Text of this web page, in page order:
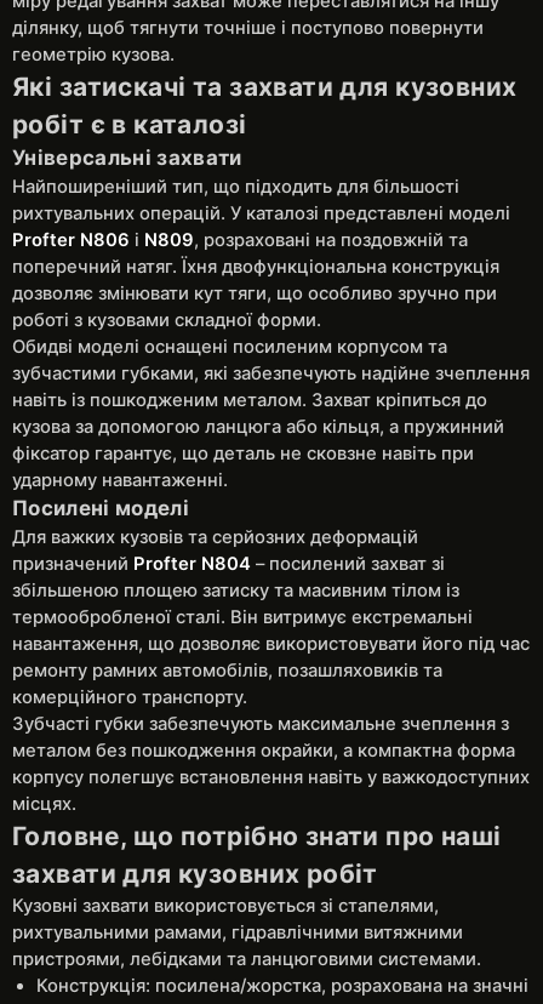
ділянку, щоб тягнути точніше і поступово повернути
геометрію кузова.
Які затискачі та захвати для кузовних
робіт є в каталозі
Універсальні захвати
Найпоширеніший тип, що підходить для більшості
рихтувальних операцій. У каталозі представлені моделі
Profter N806 і N809, розраховані на поздовжній та
поперечний натяг. Їхня двофункціональна конструкція
дозволяє змінювати кут тяги, що особливо зручно при
роботі з кузовами складної форми.
Обидві моделі оснащені посиленим корпусом та
зубчастими губками, які забезпечують надійне зчеплення
навіть із пошкодженим металом. Захват кріпиться до
кузова за допомогою ланцюга або кільця, а пружинний
фіксатор гарантує, що деталь не сковзне навіть при
ударному навантаженні.
Посилені моделі
Для важких кузовів та серйозних деформацій
призначений Profter N804 – посилений захват зі
збільшеною площею затиску та масивним тілом із
термообробленої сталі. Він витримує екстремальні
навантаження, що дозволяє використовувати його під час
ремонту рамних автомобілів, позашляховиків та
комерційного транспорту.
Зубчасті губки забезпечують максимальне зчеплення з
металом без пошкодження окрайки, а компактна форма
корпусу полегшує встановлення навіть у важкодоступних
місцях.
Головне, що потрібно знати про наші
захвати для кузовних робіт
Кузовні захвати використовується зі стапелями,
рихтувальними рамами, гідравлічними витяжними
пристроями, лебідками та ланцюговими системами.
Конструкція: посилена/жорстка, розрахована на значні